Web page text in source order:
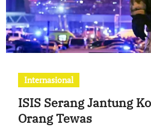
Internasional
ISIS Serang Jantung
Orang Tewas